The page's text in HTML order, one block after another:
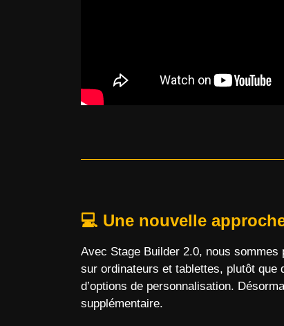
💻 Une nouvelle
Avec Stage Builder 2.0, nous
sur ordinateurs et tablettes, plutôt que
d’options de personnalisation.
supplémentaire.